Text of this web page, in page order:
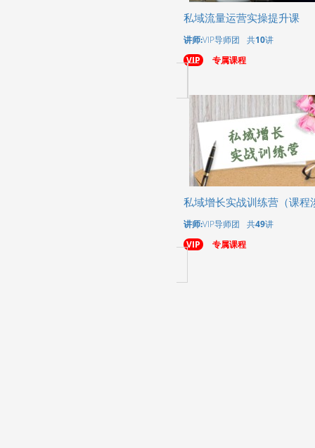
私域流量运营实操提升课
讲师:VIP导师团 共10讲
VIP
专属课程
私域增长实战训练营（课
讲师:VIP导师团 共49讲
VIP
专属课程